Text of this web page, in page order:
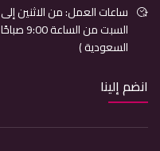
السعودية )
انضم إلينا